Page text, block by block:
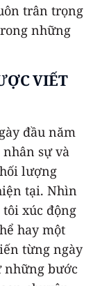
trân trọng
những
VIẾT
đầu năm
sự và
lượng
tại. Nhìn
xúc động
hay một
từng ngày
những bước